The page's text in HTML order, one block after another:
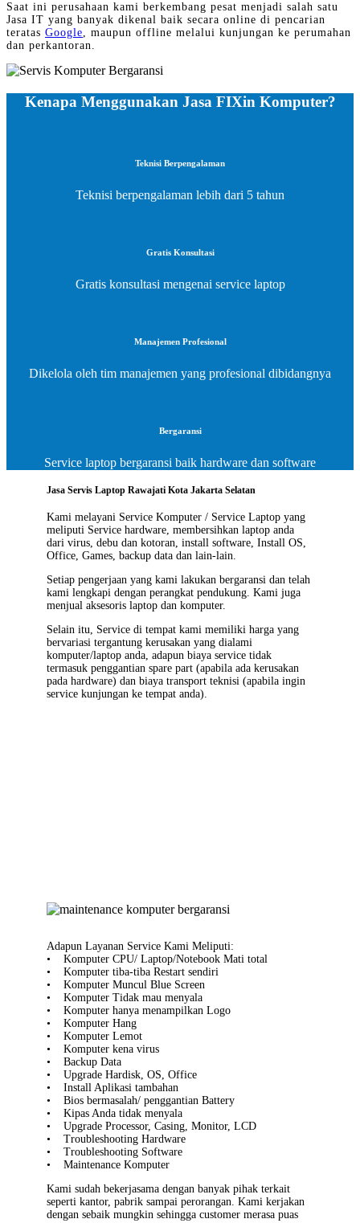
Saat ini perusahaan kami berkembang pesat menjadi salah satu
Jasa IT yang banyak dikenal baik secara online di pencarian
teratas Google, maupun offline melalui kunjungan ke perumahan
dan perkantoran.
Kenapa Menggunakan Jasa FIXin Komputer?
Teknisi Berpengalaman
Teknisi berpengalaman lebih dari 5 tahun
Gratis Konsultasi
Gratis konsultasi mengenai service laptop
Manajemen Profesional
Dikelola oleh tim manajemen yang profesional dibidangnya
Bergaransi
Service laptop bergaransi baik hardware dan software
Jasa Servis Laptop Rawajati Kota Jakarta Selatan
Kami melayani Service Komputer / Service Laptop yang
meliputi Service hardware, membersihkan laptop anda
dari virus, debu dan kotoran, install software, Install OS,
Office, Games, backup data dan lain-lain.
Setiap pengerjaan yang kami lakukan bergaransi dan telah
kami lengkapi dengan perangkat pendukung. Kami juga
menjual aksesoris laptop dan komputer.
Selain itu, Service di tempat kami memiliki harga yang
bervariasi tergantung kerusakan yang dialami
komputer/laptop anda, adapun biaya service tidak
termasuk penggantian spare part (apabila ada kerusakan
pada hardware) dan biaya transport teknisi (apabila ingin
service kunjungan ke tempat anda).
Adapun Layanan Service Kami Meliputi:
• Komputer CPU/ Laptop/Notebook Mati total
• Komputer tiba-tiba Restart sendiri
• Komputer Muncul Blue Screen
• Komputer Tidak mau menyala
• Komputer hanya menampilkan Logo
• Komputer Hang
• Komputer Lemot
• Komputer kena virus
• Backup Data
• Upgrade Hardisk, OS, Office
• Install Aplikasi tambahan
• Bios bermasalah/ penggantian Battery
• Kipas Anda tidak menyala
• Upgrade Processor, Casing, Monitor, LCD
• Troubleshooting Hardware
• Troubleshooting Software
• Maintenance Komputer
Kami sudah bekerjasama dengan banyak pihak terkait
seperti kantor, pabrik sampai perorangan. Kami kerjakan
dengan sebaik mungkin sehingga customer merasa puas